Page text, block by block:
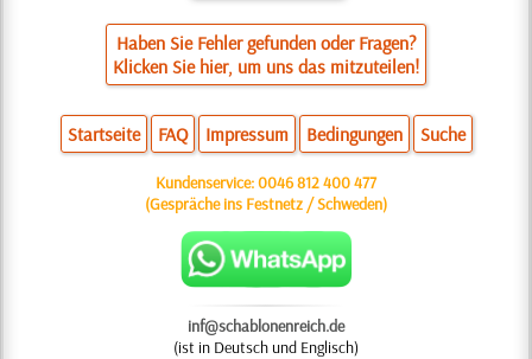
Haben Sie Fehler gefunden oder Fragen?
Klicken Sie hier, um uns das mitzuteilen!
Startseite FAQ Impressum Bedingungen Suche
Kundenservice:0046 812 400 477
(Gespräche ins Festnetz / Schweden)
inf@schablonenreich.de
(ist in Deutsch und Englisch)